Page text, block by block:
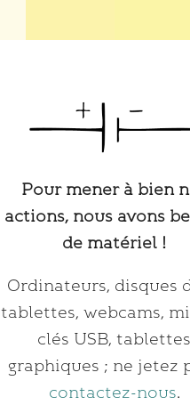
Pour mener à bien
actions, nous avons
de matériel !
Ordinateurs, disques
tablettes, webcams,
clés USB, tablettes
graphiques ; ne jetez
contactez-nous.